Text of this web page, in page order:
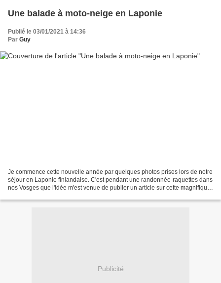
Une balade à moto-neige en Laponie
Publié le 03/01/2021 à 14:36
Par Guy
Je commence cette nouvelle année par quelques photos prises lors de notre
séjour en Laponie finlandaise. C'est pendant une randonnée-raquettes dans
nos Vosges que l'idée m'est venue de publier un article sur cette magnifique
Publicité